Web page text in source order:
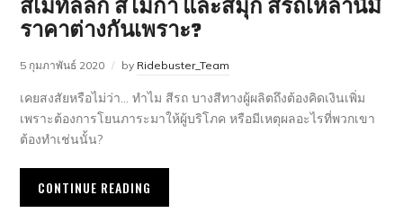
สีเมทัลลิก สีไมก้า และสีมุก สีรถเหล่านี้มี
ราคาต่างกันเพราะ?
5 กุมภาพันธ์ 2020 by Ridebuster_Team
เคยสงสัยหรือไม่ว่า… ทำไม สีรถ บางสีทางผู้ผลิตถึงต้องคิดเงินเพิ่ม
เพราะต้องการโยนภาระมาให้ผู้บริโภค หรือมีเหตุผลอะไรที่พวกเขา
ต้องทำเช่นนั้น?
CONTINUE READING